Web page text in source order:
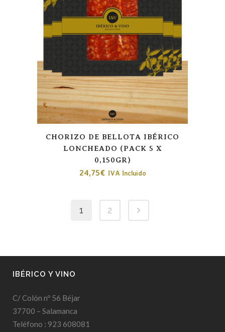
CHORIZO DE BELLOTA IBÉRICO
LONCHEADO (PACK 5 X
0,150GR)
24,75€ IVA Incluido
1 2
IBÉRICO Y VINO
C/ Colón nº 56 Béjar
37700 – Salamanca
Teléfono : 923 608081